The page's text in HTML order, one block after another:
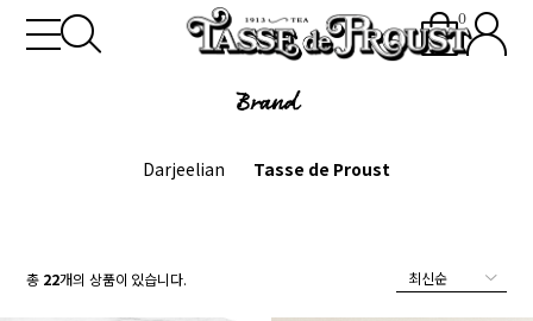
0
Brand
Darjeelian Tasse de Proust
총 22개의 상품이 있습니다.